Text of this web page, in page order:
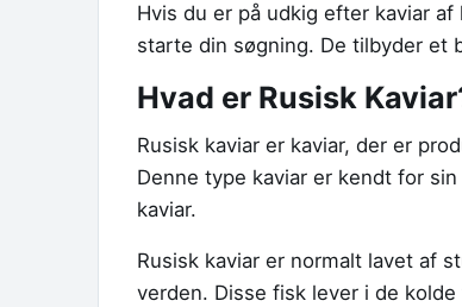
Hvis du er på udkig efter kaviar
starte din søgning. De tilbyder et
Hvad er Rusisk
Rusisk kaviar er kaviar, der er
Denne type kaviar er kendt for
kaviar.
Rusisk kaviar er normalt lavet af
verden. Disse fisk lever i de